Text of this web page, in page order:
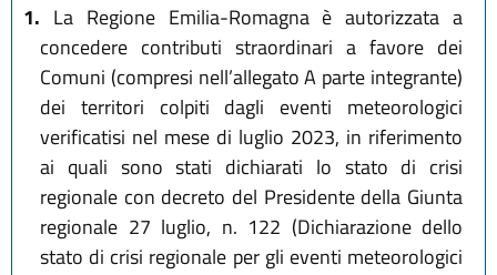
1. La Regione Emilia-Romagna è autorizzata a
concedere contributi straordinari a favore dei
Comuni (compresi nell’allegato A parte integrante)
dei territori colpiti dagli eventi meteorologici
verificatisi nel mese di luglio 2023, in riferimento
ai quali sono stati dichiarati lo stato di crisi
regionale con decreto del Presidente della Giunta
regionale 27 luglio, n. 122 (Dichiarazione dello
stato di crisi regionale per gli eventi meteorologici